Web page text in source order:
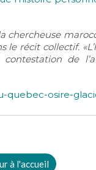
chercheuse
récit collectif.
de
à l'accueil